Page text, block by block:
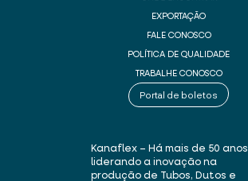
EXPORTAÇÃO
FALE CONOSCO
POLÍTICA DE QUALIDADE
TRABALHE CONOSCO
Portal de boletos
Kanaflex – Há mais de 50 anos
liderando a inovação na
produção de Tubos, Dutos e